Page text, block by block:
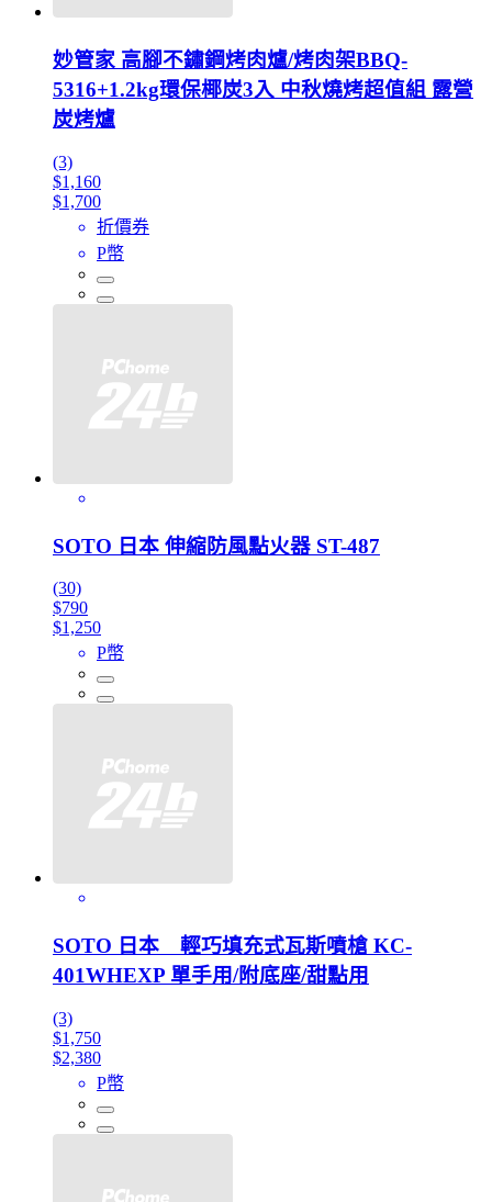
妙管家 高腳不鏽鋼烤肉爐/烤肉架BBQ-
5316+1.2kg環保椰炭3入 中秋燒烤超值組 露營
炭烤爐
(3)
$1,160
$1,700
折價券
P幣
SOTO 日本 伸縮防風點火器 ST-487
(30)
$790
$1,250
P幣
SOTO 日本 輕巧填充式瓦斯噴槍 KC-
401WHEXP 單手用/附底座/甜點用
(3)
$1,750
$2,380
P幣